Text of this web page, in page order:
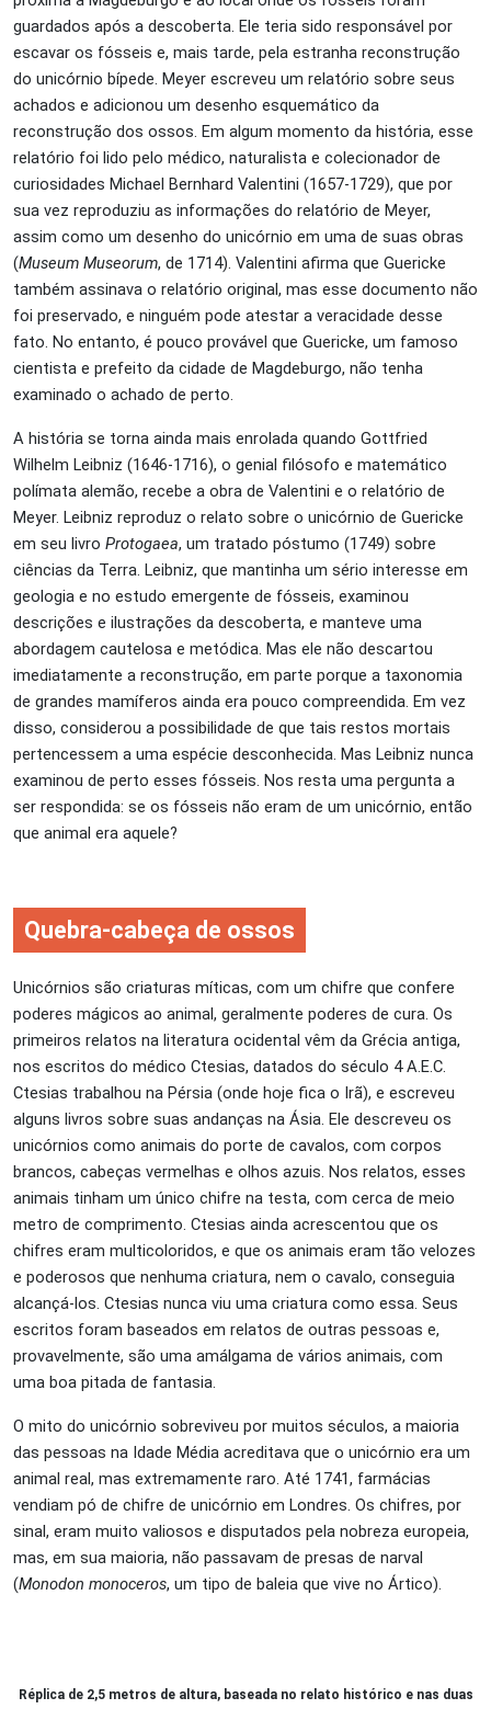
guardados após a descoberta. Ele teria sido responsável por
escavar os fósseis e, mais tarde, pela estranha reconstrução
do unicórnio bípede. Meyer escreveu um relatório sobre seus
achados e adicionou um desenho esquemático da
reconstrução dos ossos. Em algum momento da história, esse
relatório foi lido pelo médico, naturalista e colecionador de
curiosidades Michael Bernhard Valentini (1657-1729), que por
sua vez reproduziu as informações do relatório de Meyer,
assim como um desenho do unicórnio em uma de suas obras
(Museum Museorum, de 1714). Valentini afirma que Guericke
também assinava o relatório original, mas esse documento não
foi preservado, e ninguém pode atestar a veracidade desse
fato. No entanto, é pouco provável que Guericke, um famoso
cientista e prefeito da cidade de Magdeburgo, não tenha
examinado o achado de perto.
A história se torna ainda mais enrolada quando Gottfried
Wilhelm Leibniz (1646-1716), o genial filósofo e matemático
polímata alemão, recebe a obra de Valentini e o relatório de
Meyer. Leibniz reproduz o relato sobre o unicórnio de Guericke
em seu livro Protogaea, um tratado póstumo (1749) sobre
ciências da Terra. Leibniz, que mantinha um sério interesse em
geologia e no estudo emergente de fósseis, examinou
descrições e ilustrações da descoberta, e manteve uma
abordagem cautelosa e metódica. Mas ele não descartou
imediatamente a reconstrução, em parte porque a taxonomia
de grandes mamíferos ainda era pouco compreendida. Em vez
disso, considerou a possibilidade de que tais restos mortais
pertencessem a uma espécie desconhecida. Mas Leibniz nunca
examinou de perto esses fósseis. Nos resta uma pergunta a
ser respondida: se os fósseis não eram de um unicórnio, então
que animal era aquele?
Quebra-cabeça de ossos
Unicórnios são criaturas míticas, com um chifre que confere
poderes mágicos ao animal, geralmente poderes de cura. Os
primeiros relatos na literatura ocidental vêm da Grécia antiga,
nos escritos do médico Ctesias, datados do século 4 A.E.C.
Ctesias trabalhou na Pérsia (onde hoje fica o Irã), e escreveu
alguns livros sobre suas andanças na Ásia. Ele descreveu os
unicórnios como animais do porte de cavalos, com corpos
brancos, cabeças vermelhas e olhos azuis. Nos relatos, esses
animais tinham um único chifre na testa, com cerca de meio
metro de comprimento. Ctesias ainda acrescentou que os
chifres eram multicoloridos, e que os animais eram tão velozes
e poderosos que nenhuma criatura, nem o cavalo, conseguia
alcançá-los. Ctesias nunca viu uma criatura como essa. Seus
escritos foram baseados em relatos de outras pessoas e,
provavelmente, são uma amálgama de vários animais, com
uma boa pitada de fantasia.
O mito do unicórnio sobreviveu por muitos séculos, a maioria
das pessoas na Idade Média acreditava que o unicórnio era um
animal real, mas extremamente raro. Até 1741, farmácias
vendiam pó de chifre de unicórnio em Londres. Os chifres, por
sinal, eram muito valiosos e disputados pela nobreza europeia,
mas, em sua maioria, não passavam de presas de narval
(Monodon monoceros, um tipo de baleia que vive no Ártico).
Réplica de 2,5 metros de altura, baseada no relato histórico e nas duas